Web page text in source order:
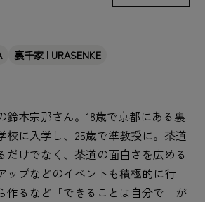
裏千家 | URASENKE
鈴木宗那さん。18歳で京都にある裏
校に入学し、25歳で準教授に。茶道
だけでなく、茶道の面白さを広める
ップなどのイベントも積極的に行
作るなど「できることは自分で」が